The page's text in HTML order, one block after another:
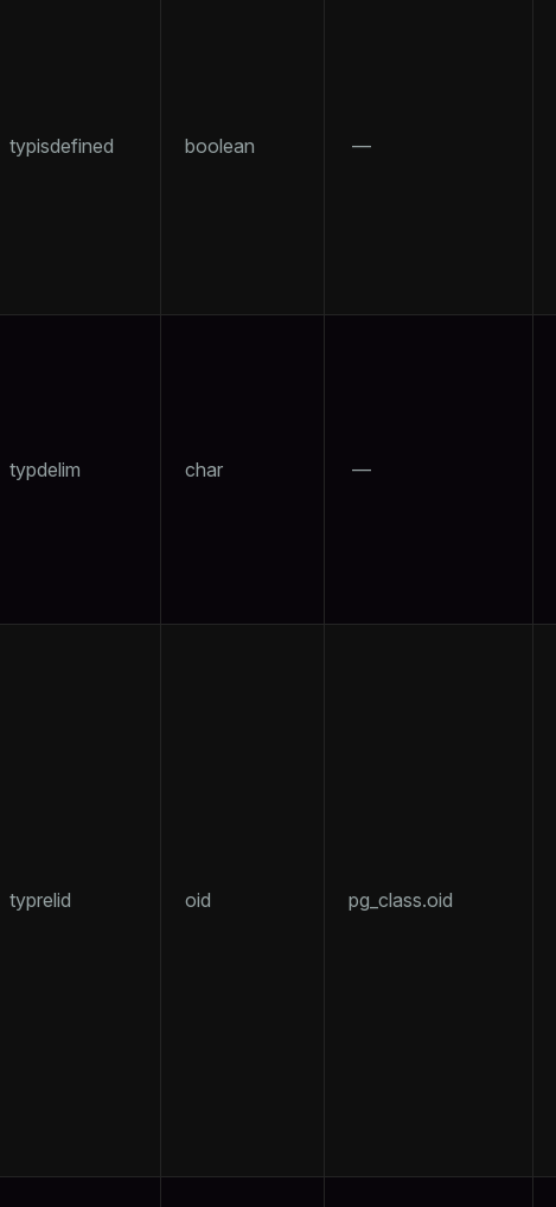
typisdefined boolean —
typdelim char —
typrelid oid pg_class.oid